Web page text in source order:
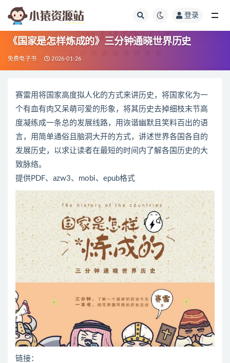
登录
《国家是怎样炼成的》三分钟通晓世界历史
免费电子书 2026-01-26
赛雷用将国家高度拟人化的方式来讲历史，将国家化为一
个有血有肉又呆萌可爱的形象，将其历史去掉细枝末节高
度凝练成一条总的发展线路，用诙谐幽默且笑料百出的语
言，用简单通俗且脑洞大开的方式，讲述世界各国各自的
发展历史，以求让读者在最短的时间内了解各国历史的大
致脉络。
提供PDF、azw3、mobi、epub格式
链接：